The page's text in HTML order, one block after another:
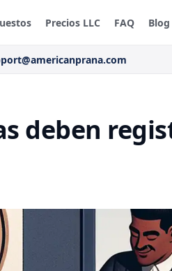
Precios LLC FAQ Blog
deben